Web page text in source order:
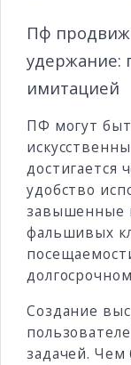
Пф
удержание:
имитацией
ПФ могут
достигается
удобство
завышенные
фальшивых
Создание
задачей.